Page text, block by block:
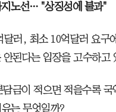
노선… "상징성에 불과"
러, 최소 10억달러 요구
된다는 입장을 고수하고
금이 적으면 적을수록
는 무엇일까?